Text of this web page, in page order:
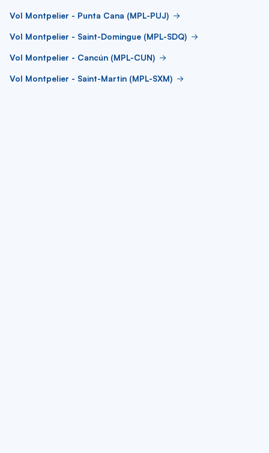
Vol Montpelier - Punta Cana (MPL-PUJ)
Vol Montpelier - Saint-Domingue (MPL-SDQ)
Vol Montpelier - Cancún (MPL-CUN)
Vol Montpelier - Saint-Martin (MPL-SXM)